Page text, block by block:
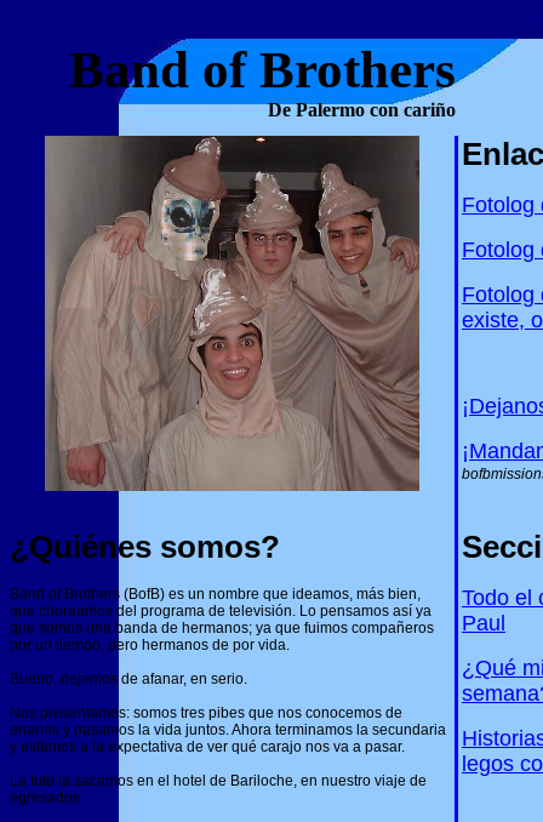
Band of Brothers
De Palermo con cariño
Fotolog
Fotolog
Fotolog
existe,
¿Quiénes somos?
Band of Brothers (BofB) es un nombre que ideamos, más bien,
que choreamos del programa de televisión. Lo pensamos así ya
que somos una banda de hermanos; ya que fuimos compañeros
por un tiempo, pero hermanos de por vida.
Bueno, dejemos de afanar, en serio.
Nos presentamos: somos tres pibes que nos conocemos de
enanos y pasamos la vida juntos. Ahora terminamos la secundaria
y estamos a la expectativa de ver qué carajo nos va a pasar.
La foto la sacamos en el hotel de Bariloche, en nuestro viaje de
egresados.
Todo el
Paul
¿Qué
legos